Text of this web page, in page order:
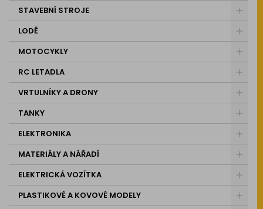
STAVEBNÍ STROJE
LODĚ
MOTOCYKLY
RC LETADLA
VRTULNÍKY A DRONY
TANKY
ELEKTRONIKA
MATERIÁLY A NÁŘADÍ
ELEKTRICKÁ VOZÍTKA
PLASTIKOVÉ A KOVOVÉ MODELY